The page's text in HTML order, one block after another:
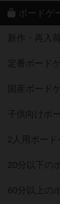
ボードゲ
新作・再入
定番ボード
国産ボード
子供向けボ
2人用ボー
20分以下の
60分以上の